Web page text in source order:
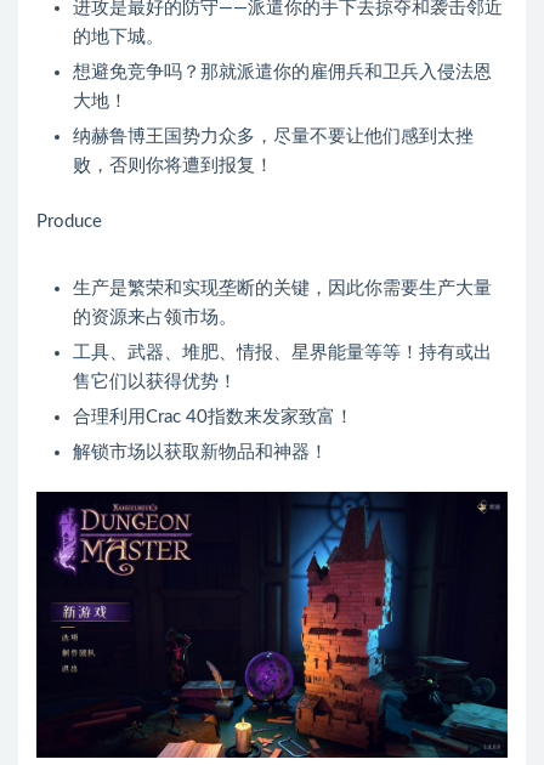
进攻是最好的防守——派遣你的手下去掠夺和袭击邻近
的地下城。
想避免竞争吗？那就派遣你的雇佣兵和卫兵入侵法恩
大地！
纳赫鲁博王国势力众多，尽量不要让他们感到太挫
败，否则你将遭到报复！
Produce
生产是繁荣和实现垄断的关键，因此你需要生产大量
的资源来占领市场。
工具、武器、堆肥、情报、星界能量等等！持有或出
售它们以获得优势！
合理利用Crac 40指数来发家致富！
解锁市场以获取新物品和神器！